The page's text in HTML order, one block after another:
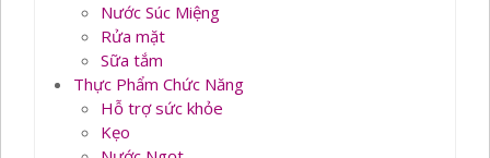
Nước Súc Miệng
Rửa mặt
Sữa tắm
Thực Phẩm Chức Năng
Hỗ trợ sức khỏe
Kẹo